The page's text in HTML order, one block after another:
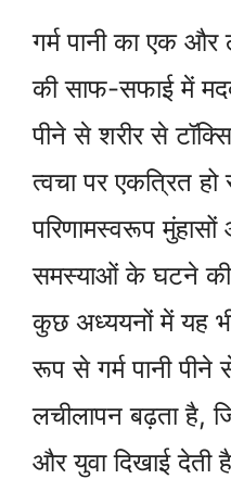
गर्म पानी का एक
की साफ-सफाई में
पीने से शरीर से
त्वचा पर एकत्रित
परिणामस्वरूप
समस्याओं के घटने की
कुछ अध्ययनों में यह भी
रूप से गर्म पानी
लचीलापन बढ़ता है,
और युवा दिखाई देती